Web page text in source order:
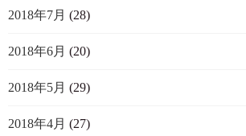
2018年7月 (28)
2018年6月 (20)
2018年5月 (29)
2018年4月 (27)